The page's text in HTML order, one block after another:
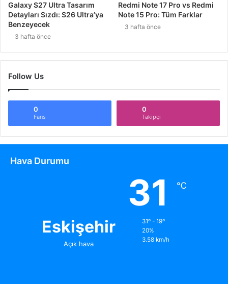
Galaxy S27 Ultra Tasarım
Detayları Sızdı: S26 Ultra’ya
Benzeyecek
3 hafta önce
Redmi Note 17 Pro vs Redmi
Note 15 Pro: Tüm Farklar
3 hafta önce
Follow Us
0
Fans
0
Takipçi
Hava Durumu
Eskişehir
Açık hava
31 ℃
31º - 19º
20%
3.58 km/h